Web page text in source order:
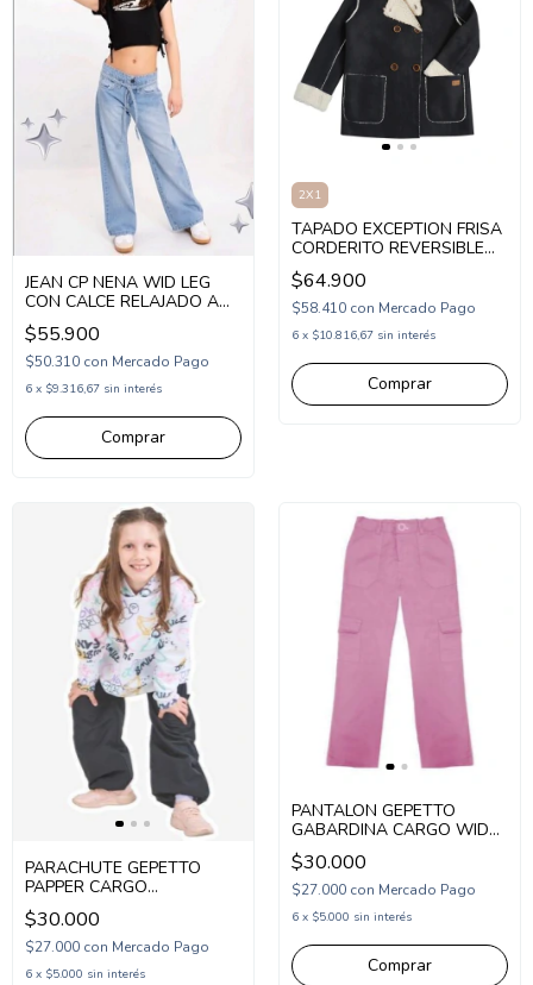
JEAN CP NENA WID LEG
CON CALCE RELAJADO A
LA CADERA CON CINTO
(CP252407)
$55.900
$50.310 con Mercado Pago
6 x $9.316,67 sin interés
Comprar
2X1
TAPADO EXCEPTION FRISA
CORDERITO REVERSIBLE
NENA (EX26MSU04)
$64.900
$58.410 con Mercado Pago
6 x $10.816,67 sin interés
Comprar
PARACHUTE GEPETTO
PAPPER CARGO
(GT255104)
$30.000
$27.000 con Mercado Pago
6 x $5.000 sin interés
PANTALON GEPETTO
GABARDINA CARGO WIDE
LEG (GT255103)
$30.000
$27.000 con Mercado Pago
6 x $5.000 sin interés
Comprar